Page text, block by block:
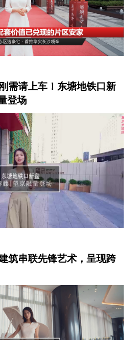
需请上车！东塘地铁口新
登场
筑串联先锋艺术，呈现跨